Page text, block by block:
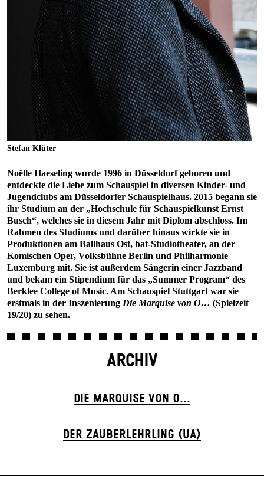
Stefan Klüter
Noëlle Haeseling wurde 1996 in Düsseldorf geboren und
entdeckte die Liebe zum Schauspiel in diversen Kinder- und
Jugendclubs am Düsseldorfer Schauspielhaus. 2015 begann sie
ihr Studium an der „Hochschule für Schauspielkunst Ernst
Busch“, welches sie in diesem Jahr mit Diplom abschloss. Im
Rahmen des Studiums und darüber hinaus wirkte sie in
Produktionen am Ballhaus Ost, bat-Studiotheater, an der
Komischen Oper, Volksbühne Berlin und Philharmonie
Luxemburg mit. Sie ist außerdem Sängerin einer Jazzband
und bekam ein Stipendium für das „Summer Program“ des
Berklee College of Music. Am Schauspiel Stuttgart war sie
erstmals in der Inszenierung Die Marquise von O… (Spielzeit
19/20) zu sehen.
ARCHIV
DIE MARQUISE VON O...
DER ZAUBER­LEHRLING (UA)